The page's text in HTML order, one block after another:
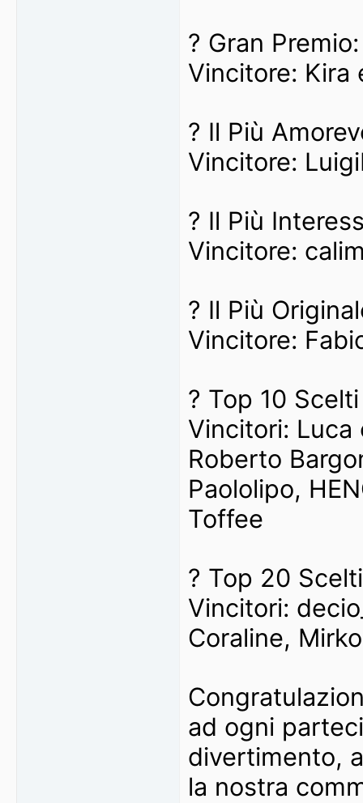
? Gran
Vincitore: Kira
? Il Più
Vincitore:
? Il Più
Vincitore:
? Il Più
Vincitore:
? Top 10
Vincitori: Luca
Roberto
Paololipo,
Toffee
? Top 20
Vincitori:
Coraline,
ad ogni
divertimento,
la nostra